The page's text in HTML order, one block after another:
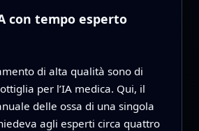
con tempo esperto
di alta qualità sono di
per l’IA medica. Qui, il
delle ossa di una singola
agli esperti circa quattro